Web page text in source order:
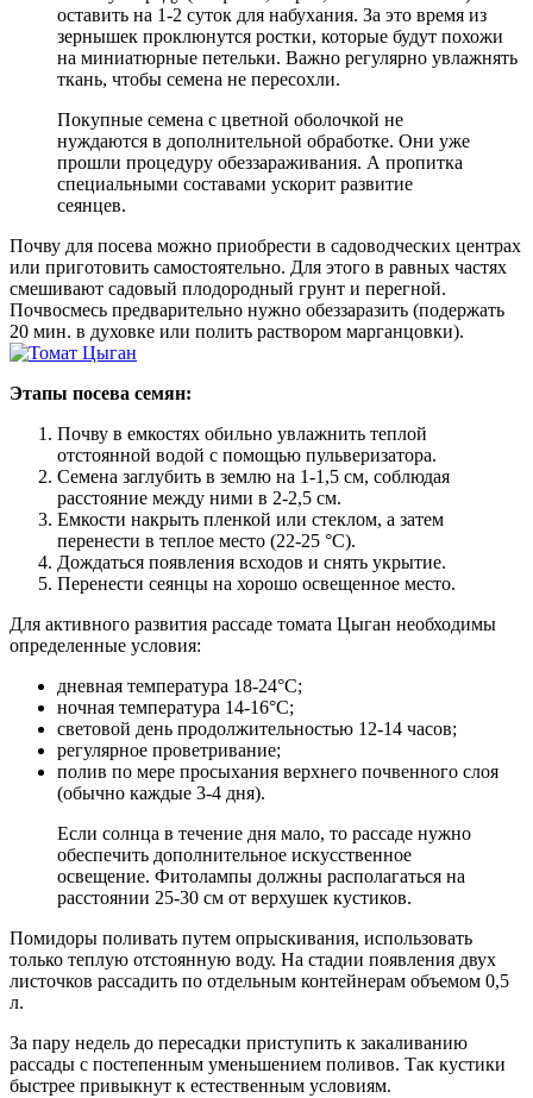
оставить на 1-2 суток для набухания. За это время из
зернышек проклюнутся ростки, которые будут похожи
на миниатюрные петельки. Важно регулярно увлажнять
ткань, чтобы семена не пересохли.
Покупные семена с цветной оболочкой не
нуждаются в дополнительной обработке. Они уже
прошли процедуру обеззараживания. А пропитка
специальными составами ускорит развитие
сеянцев.
Почву для посева можно приобрести в садоводческих центрах
или приготовить самостоятельно. Для этого в равных частях
смешивают садовый плодородный грунт и перегной.
Почвосмесь предварительно нужно обеззаразить (подержать
20 мин. в духовке или полить раствором марганцовки).
Этапы посева семян:
Почву в емкостях обильно увлажнить теплой
отстоянной водой с помощью пульверизатора.
Семена заглубить в землю на 1-1,5 см, соблюдая
расстояние между ними в 2-2,5 см.
Емкости накрыть пленкой или стеклом, а затем
перенести в теплое место (22-25 °C).
Дождаться появления всходов и снять укрытие.
Перенести сеянцы на хорошо освещенное место.
Для активного развития рассаде томата Цыган необходимы
определенные условия:
дневная температура 18-24°С;
ночная температура 14-16°С;
световой день продолжительностью 12-14 часов;
регулярное проветривание;
полив по мере просыхания верхнего почвенного слоя
(обычно каждые 3-4 дня).
Если солнца в течение дня мало, то рассаде нужно
обеспечить дополнительное искусственное
освещение. Фитолампы должны располагаться на
расстоянии 25-30 см от верхушек кустиков.
Помидоры поливать путем опрыскивания, использовать
только теплую отстоянную воду. На стадии появления двух
листочков рассадить по отдельным контейнерам объемом 0,5
л.
За пару недель до пересадки приступить к закаливанию
рассады с постепенным уменьшением поливов. Так кустики
быстрее привыкнут к естественным условиям.